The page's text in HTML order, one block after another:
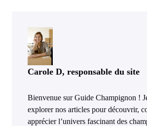
Carole D, responsable du site
Bienvenue sur Guide Champignon !
explorer nos articles pour découvrir,
apprécier l’univers fascinant des